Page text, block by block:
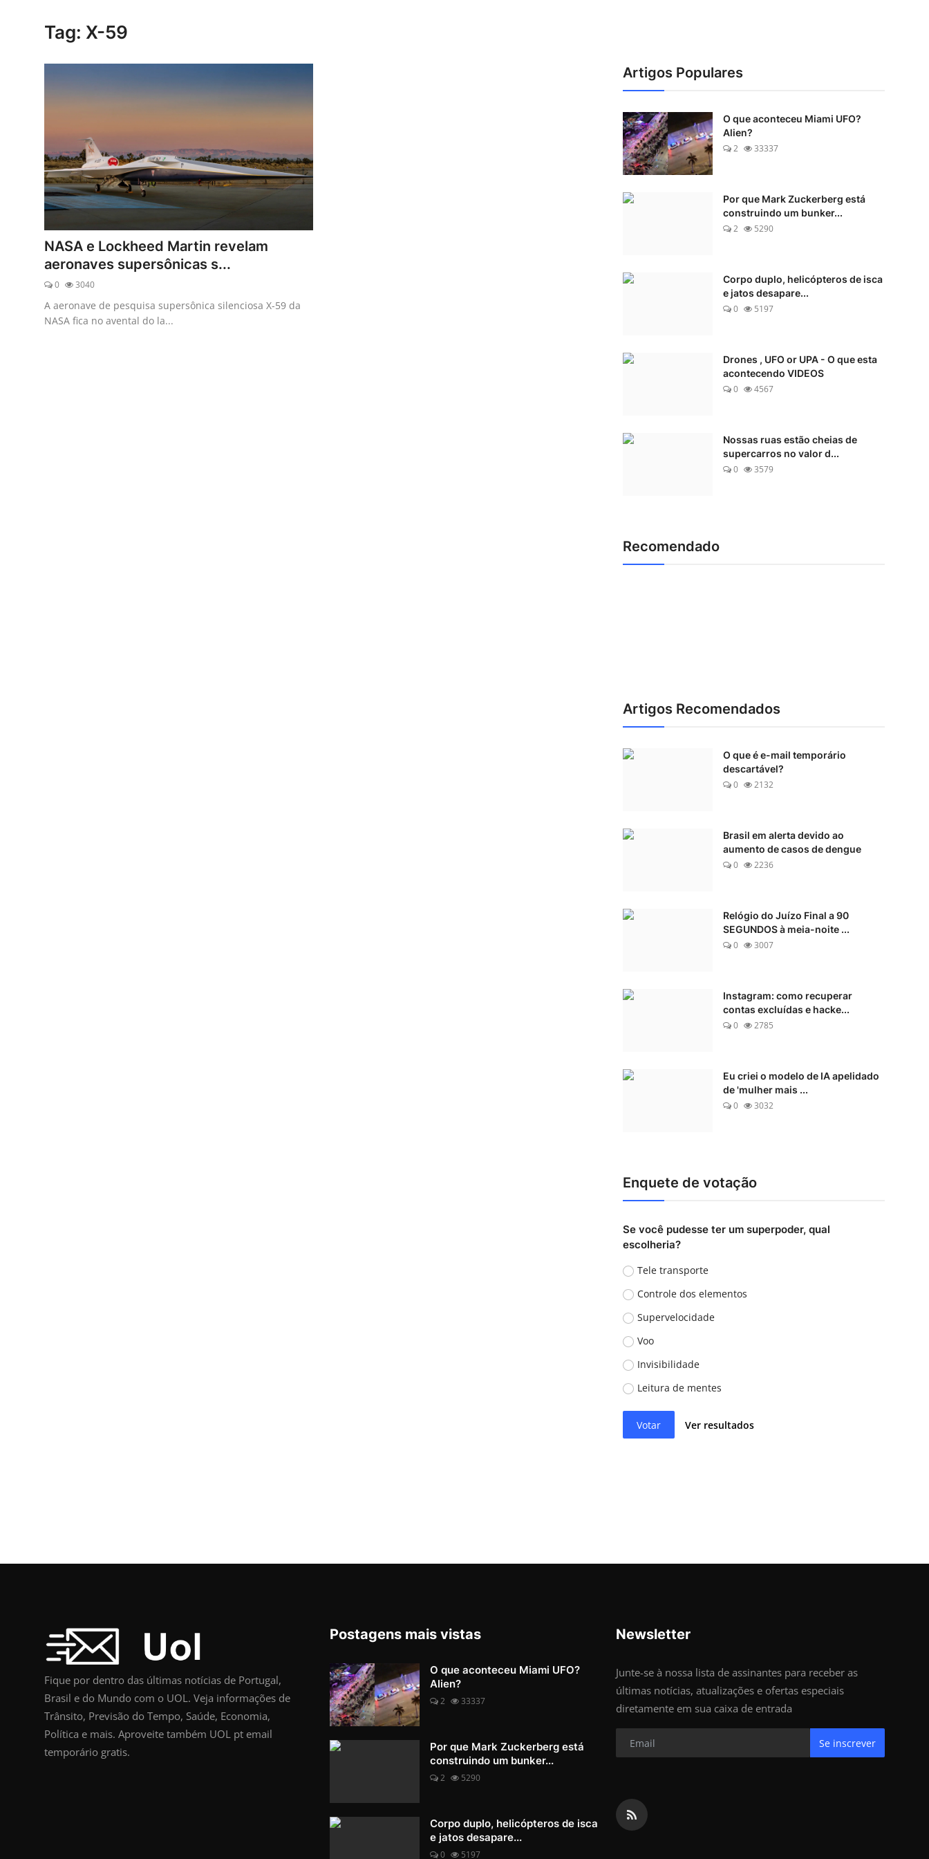
Tag: X-59
NASA e Lockheed Martin revelam
aeronaves supersônicas s...
0 3040
A aeronave de pesquisa supersônica silenciosa X-59 da
NASA fica no avental do la...
Artigos Populares
O que aconteceu Miami UFO?
Alien?
2
33337
Por que Mark Zuckerberg está
construindo um bunker...
2
5290
Corpo duplo, helicópteros de isca
e jatos desapare...
0
5197
Drones , UFO or UPA - O que esta
acontecendo VIDEOS
0
4567
Nossas ruas estão cheias de
supercarros no valor d...
0
3579
Recomendado
Artigos Recomendados
O que é e-mail temporário
descartável?
0
2132
Brasil em alerta devido ao
aumento de casos de dengue
0
2236
Relógio do Juízo Final a 90
SEGUNDOS à meia-noite ...
0
3007
Instagram: como recuperar
contas excluídas e hacke...
0
2785
Eu criei o modelo de IA apelidado
de 'mulher mais ...
0
3032
Enquete de votação
Se você pudesse ter um superpoder, qual
escolheria?
Tele transporte
Controle dos elementos
Supervelocidade
Voo
Invisibilidade
Leitura de mentes
Votar Ver resultados
Fique por dentro das últimas notícias de Portugal,
Brasil e do Mundo com o UOL. Veja informações de
Trânsito, Previsão do Tempo, Saúde, Economia,
Política e mais. Aproveite também UOL pt email
temporário gratis.
Postagens mais vistas
O que aconteceu Miami UFO?
Alien?
2 33337
Por que Mark Zuckerberg está
construindo um bunker...
2 5290
Corpo duplo, helicópteros de isca
e jatos desapare...
0 5197
Newsletter
Junte-se à nossa lista de assinantes para receber as
últimas notícias, atualizações e ofertas especiais
diretamente em sua caixa de entrada
Se inscrever